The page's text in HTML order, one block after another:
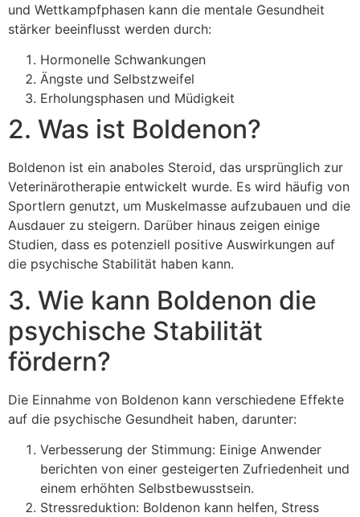
und Wettkampfphasen kann die mentale Gesundheit
stärker beeinflusst werden durch:
Hormonelle Schwankungen
Ängste und Selbstzweifel
Erholungsphasen und Müdigkeit
2. Was ist Boldenon?
Boldenon ist ein anaboles Steroid, das ursprünglich zur
Veterinärotherapie entwickelt wurde. Es wird häufig von
Sportlern genutzt, um Muskelmasse aufzubauen und die
Ausdauer zu steigern. Darüber hinaus zeigen einige
Studien, dass es potenziell positive Auswirkungen auf
die psychische Stabilität haben kann.
3. Wie kann Boldenon die
psychische Stabilität
fördern?
Die Einnahme von Boldenon kann verschiedene Effekte
auf die psychische Gesundheit haben, darunter:
Verbesserung der Stimmung: Einige Anwender
berichten von einer gesteigerten Zufriedenheit und
einem erhöhten Selbstbewusstsein.
Stressreduktion: Boldenon kann helfen, Stress